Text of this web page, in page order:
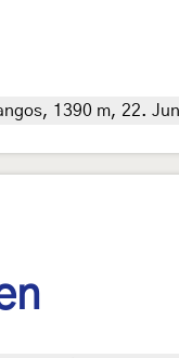
1390 m, 22.